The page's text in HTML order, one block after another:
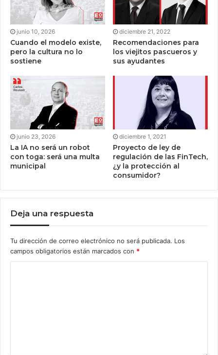
junio 10, 2026
Cuando el modelo existe,
pero la cultura no lo
sostiene
diciembre 21, 2022
Recomendaciones para
los viejitos pascueros y
sus ayudantes
junio 23, 2026
La IA no será un robot
con toga: será una multa
municipal
diciembre 1, 2021
Proyecto de ley de
regulación de las FinTech,
¿y la protección al
consumidor?
Deja una respuesta
Tu dirección de correo electrónico no será publicada. Los
campos obligatorios están marcados con *